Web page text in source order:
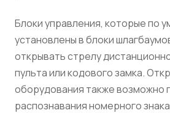
Блоки управления, которые по
установлены в блоки
открывать стрелу
пульта или кодового замка.
оборудования также возможно
распознавания номерного